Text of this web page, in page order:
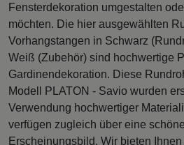
Fensterdekoration umgestalten
möchten. Die hier ausgewählten
Vorhangstangen in Schwarz
Weiß (Zubehör) sind hochwertige
Gardinendekoration. Diese
Modell PLATON - Savio wurden
Verwendung hochwertiger
verfügen zugleich über eine
Erscheinungsbild. Wir bieten